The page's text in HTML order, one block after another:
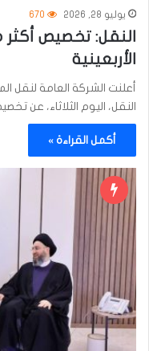
يوليو 28, 2026 670
الأربعينية
أعلنت الشركة العامة لنقل
النقل، اليوم الثلاثاء، عن تخصيص أكثر من 570
أكمل القراءة »